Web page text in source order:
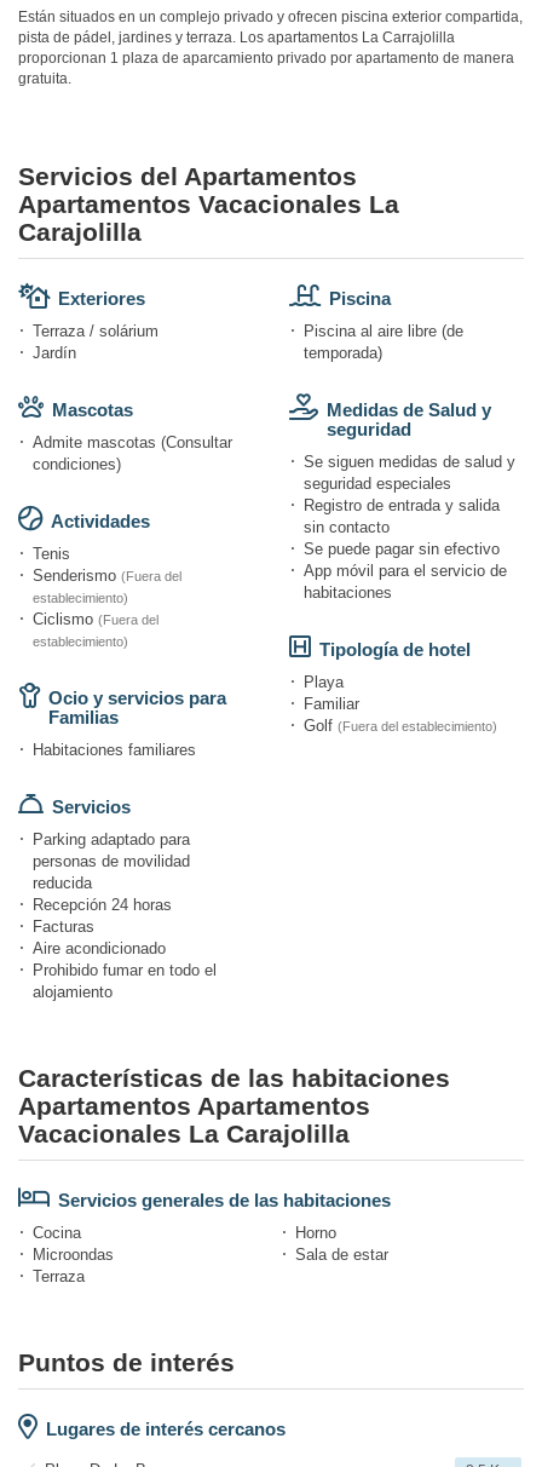
Están situados en un complejo privado y ofrecen piscina exterior compartida,
pista de pádel, jardines y terraza. Los apartamentos La Carrajolilla
proporcionan 1 plaza de aparcamiento privado por apartamento de manera
gratuita.
Servicios del Apartamentos
Apartamentos Vacacionales La
Carajolilla
Exteriores
Terraza / solárium
Jardín
Mascotas
Admite mascotas (Consultar
condiciones)
Actividades
Tenis
Senderismo (Fuera del
establecimiento)
Ciclismo (Fuera del
establecimiento)
Ocio y servicios para
Familias
Habitaciones familiares
Servicios
Parking adaptado para
personas de movilidad
reducida
Recepción 24 horas
Facturas
Aire acondicionado
Prohibido fumar en todo el
alojamiento
Piscina
Piscina al aire libre (de
temporada)
Medidas de Salud y
seguridad
Se siguen medidas de salud y
seguridad especiales
Registro de entrada y salida
sin contacto
Se puede pagar sin efectivo
App móvil para el servicio de
habitaciones
Tipología de hotel
Playa
Familiar
Golf (Fuera del establecimiento)
Características de las habitaciones
Apartamentos Apartamentos
Vacacionales La Carajolilla
Servicios generales de las habitaciones
Cocina
Horno
Microondas
Sala de estar
Terraza
Puntos de interés
Lugares de interés cercanos